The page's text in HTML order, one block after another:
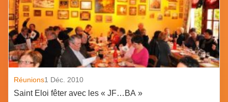
Réunions1 Déc. 2010
Saint Eloi fêter avec les « JF…BA »